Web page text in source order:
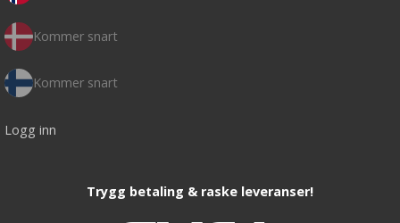
Kommer snart
Kommer snart
Logg inn
Trygg betaling & raske leveranser!